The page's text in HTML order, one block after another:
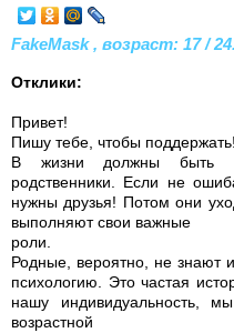
FakeMask , возраст: 17 /
Отклики:
Привет!
Пишу тебе, чтобы поддержать!
В жизни должны быть
родственники. Если не
нужны друзья! Потом они
выполняют свои важные
роли.
Родные, вероятно, не знают
психологию. Это частая
нашу индивидуальность,
возрастной